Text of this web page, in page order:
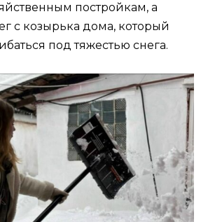
постройкам, а
с козырька дома, который
под тяжестью снега.